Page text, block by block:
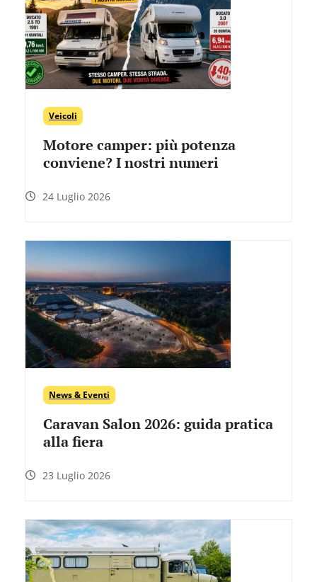
Veicoli
Motore camper: più potenza
conviene? I nostri numeri
24 Luglio 2026
News & Eventi
Caravan Salon 2026: guida pratica
alla fiera
23 Luglio 2026